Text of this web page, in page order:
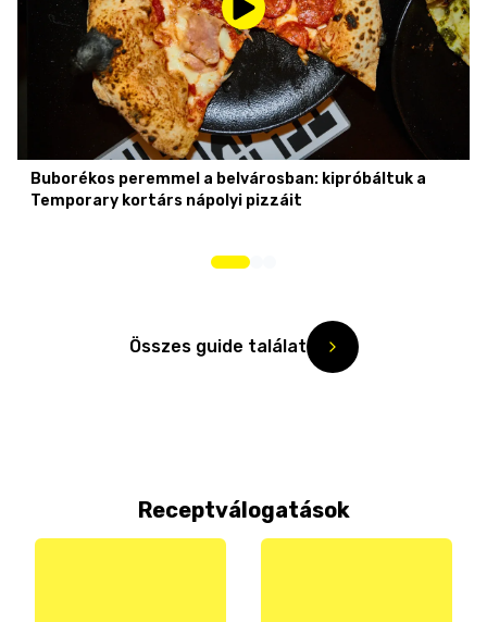
Buborékos peremmel a belvárosban: kipróbáltuk a
Temporary kortárs nápolyi pizzáit
Összes guide találat
Receptválogatások